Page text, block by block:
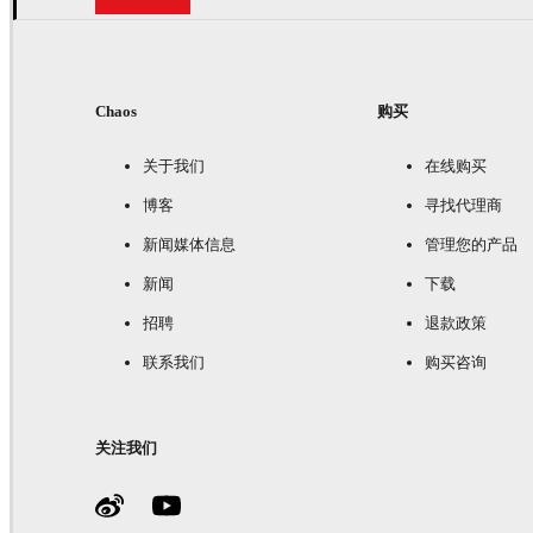
Chaos
关于我们
博客
新闻媒体信息
新闻
招聘
联系我们
购买
在线购买
寻找代理商
管理您的产品
下载
退款政策
购买咨询
关注我们